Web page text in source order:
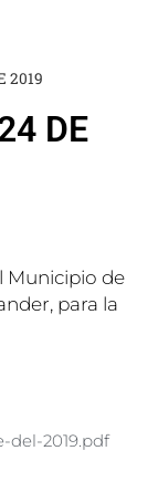
2019
DE
Municipio de
para la
del-2019.pdf